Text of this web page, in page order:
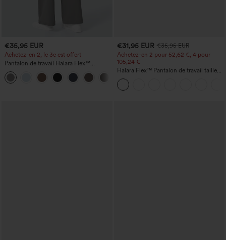
€35,95 EUR
Achetez-en 2, le 3e est offert
Pantalon de travail Halara Flex™
DayStretch à taille haute, avec poches et
coupe droite
€31,95 EUR €35,95 EUR
Achetez-en 2 pour 52,62 €, 4 pour
105,24 €
Halara Flex™ Pantalon de travail taille
haute sculptant la silhouette, gainant la
taille, avec poches, jambe large en
micro-gaufre